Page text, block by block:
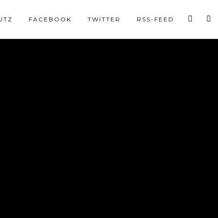
FACEBOOK TWITTER RSS-FEED